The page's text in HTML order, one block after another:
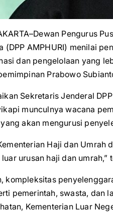
Pengurus
(DPP AMPHURI) menilai
dan pengelolaan yang
Prabowo
Sekretaris Jenderal
munculnya wacana
akan mengurusi
Haji dan
urusan haji dan umrah,”
kompleksitas
pemerintah, swasta, dan
Kementerian Luar